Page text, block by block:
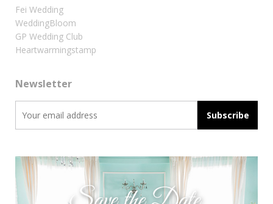
Fei Wedding
WeddingBloom
GP Wedding Club
Heartwarmingstamp
Newsletter